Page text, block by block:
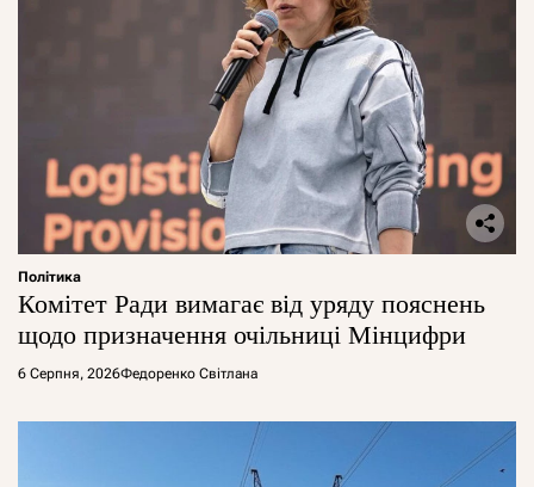
Політика
Комітет Ради вимагає від уряду пояснень
щодо призначення очільниці Мінцифри
6 Серпня, 2026Федоренко Світлана